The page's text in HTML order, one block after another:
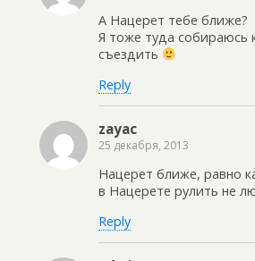
А Нацерет тебе ближе?
Я тоже туда собираюсь
съездить
Reply
zayac
25 декабря, 2013
Нацерет ближе, равно
в Нацерете рулить не
Reply